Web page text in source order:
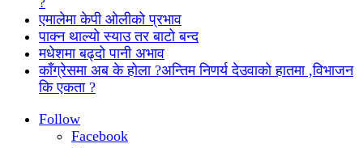
एमालेमा केपी ओलीको प्रभाव
पाक्न थाल्यो स्याउ तर बाटो बन्द
मधेशमा बढ्दो पानी अभाव
काँग्रेसमा अब के होला ?अन्तिम निणर्य देउवाको हातमा ,विभाजन
कि एकता ?
Follow
Facebook